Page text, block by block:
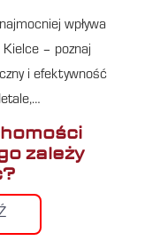
wpływa
– poznaj
i efektywność
zależy